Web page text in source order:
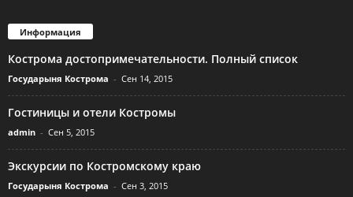
Информация
Кострома достопримечательности. Полный список
Государыня Кострома - Сен 14, 2015
Гостиницы и отели Костромы
admin - Сен 5, 2015
Экскурсии по Костромскому краю
Государыня Кострома - Сен 3, 2015